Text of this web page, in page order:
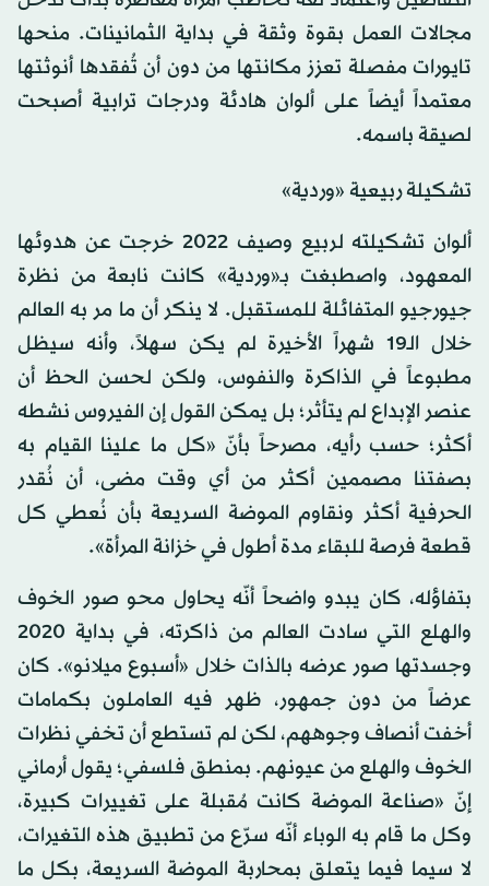
مجالات العمل بقوة وثقة في بداية الثمانينات. منحها
تايورات مفصلة تعزز مكانتها من دون أن تُفقدها أنوثتها
معتمداً أيضاً على ألوان هادئة ودرجات ترابية أصبحت
لصيقة باسمه.
تشكيلة ربيعية «وردية»
ألوان تشكيلته لربيع وصيف 2022 خرجت عن هدوئها
المعهود، واصطبغت بـ«وردية» كانت نابعة من نظرة
جيورجيو المتفائلة للمستقبل. لا ينكر أن ما مر به العالم
خلال الـ19 شهراً الأخيرة لم يكن سهلاً، وأنه سيظل
مطبوعاً في الذاكرة والنفوس، ولكن لحسن الحظ أن
عنصر الإبداع لم يتأثر؛ بل يمكن القول إن الفيروس نشطه
أكثر؛ حسب رأيه، مصرحاً بأنّ «كل ما علينا القيام به
بصفتنا مصممين أكثر من أي وقت مضى، أن نُقدر
الحرفية أكثر ونقاوم الموضة السريعة بأن نُعطي كل
قطعة فرصة للبقاء مدة أطول في خزانة المرأة».
بتفاؤله، كان يبدو واضحاً أنّه يحاول محو صور الخوف
والهلع التي سادت العالم من ذاكرته، في بداية 2020
وجسدتها صور عرضه بالذات خلال «أسبوع ميلانو». كان
عرضاً من دون جمهور، ظهر فيه العاملون بكمامات
أخفت أنصاف وجوههم، لكن لم تستطع أن تخفي نظرات
الخوف والهلع من عيونهم. بمنطق فلسفي؛ يقول أرماني
إنّ «صناعة الموضة كانت مُقبلة على تغييرات كبيرة،
وكل ما قام به الوباء أنّه سرّع من تطبيق هذه التغيرات،
لا سيما فيما يتعلق بمحاربة الموضة السريعة، بكل ما